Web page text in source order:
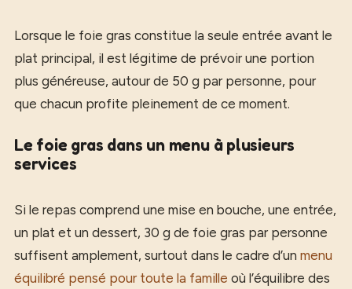
Lorsque le foie gras constitue la seule entrée avant le
plat principal, il est légitime de prévoir une portion
plus généreuse, autour de 50 g par personne, pour
que chacun profite pleinement de ce moment.
Le foie gras dans un menu à plusieurs
services
Si le repas comprend une mise en bouche, une entrée,
un plat et un dessert, 30 g de foie gras par personne
suffisent amplement, surtout dans le cadre d’un menu
équilibré pensé pour toute la famille où l’équilibre des